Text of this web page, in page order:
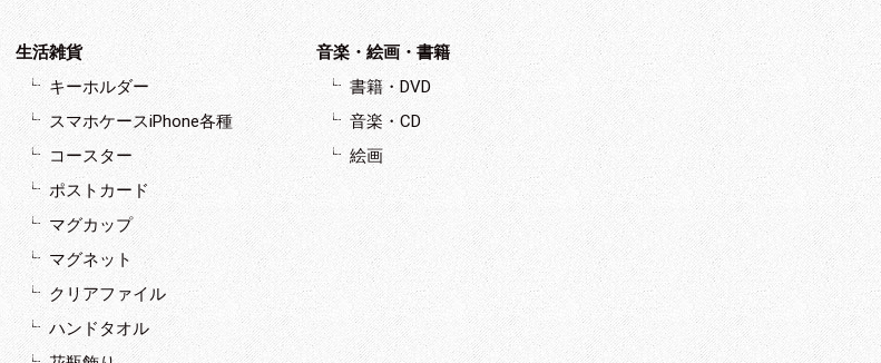
生活雑貨
キーホルダー
スマホケースiPhone各種
コースター
ポストカード
マグカップ
マグネット
クリアファイル
ハンドタオル
音楽・絵画・書籍
書籍・DVD
音楽・CD
絵画